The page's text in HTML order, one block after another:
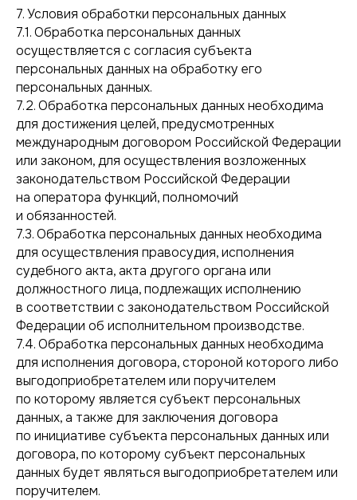
7. Условия обработки персональных данных
7.1. Обработка персональных данных
осуществляется с согласия субъекта
персональных данных на обработку его
персональных данных.
7.2. Обработка персональных данных необходима
для достижения целей, предусмотренных
международным договором Российской Федерации
или законом, для осуществления возложенных
законодательством Российской Федерации
на оператора функций, полномочий
и обязанностей.
7.3. Обработка персональных данных необходима
для осуществления правосудия, исполнения
судебного акта, акта другого органа или
должностного лица, подлежащих исполнению
в соответствии с законодательством Российской
Федерации об исполнительном производстве.
7.4. Обработка персональных данных необходима
для исполнения договора, стороной которого либо
выгодоприобретателем или поручителем
по которому является субъект персональных
данных, а также для заключения договора
по инициативе субъекта персональных данных или
договора, по которому субъект персональных
данных будет являться выгодоприобретателем или
поручителем.